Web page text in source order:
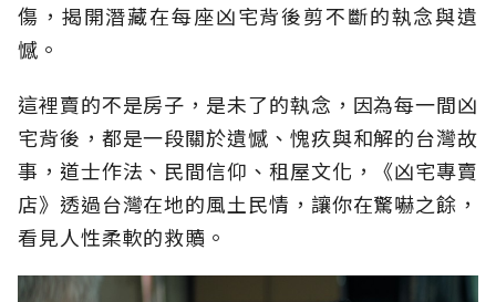
傷，揭開潛藏在每座凶宅背後剪不斷的執念與遺
憾。
這裡賣的不是房子，是未了的執念，因為每一間凶
宅背後，都是一段關於遺憾、愧疚與和解的台灣故
事，道士作法、民間信仰、租屋文化，《凶宅專賣
店》透過台灣在地的風土民情，讓你在驚嚇之餘，
看見人性柔軟的救贖。